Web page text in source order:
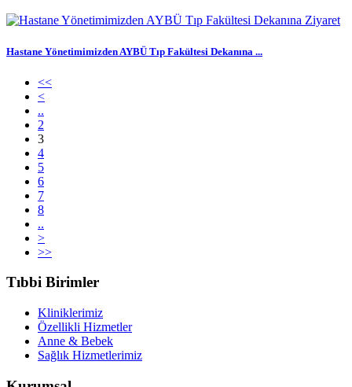
Hastane Yönetimimizden AYBÜ Tıp Fakültesi Dekanına ...
<<
<
..
2
3
4
5
6
7
8
..
>
>>
Tıbbi Birimler
Kliniklerimiz
Özellikli Hizmetler
Anne & Bebek
Sağlık Hizmetlerimiz